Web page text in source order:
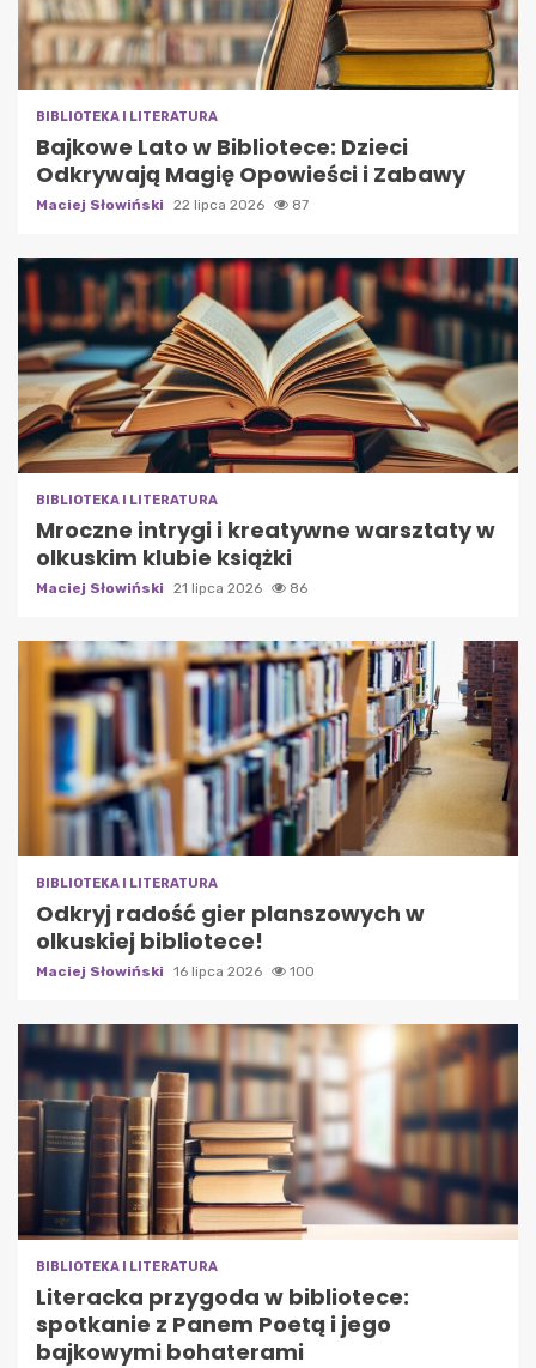
BIBLIOTEKA I LITERATURA
Bajkowe Lato w Bibliotece: Dzieci
Odkrywają Magię Opowieści i Zabawy
Maciej Słowiński 22 lipca 2026 87
BIBLIOTEKA I LITERATURA
Mroczne intrygi i kreatywne warsztaty w
olkuskim klubie książki
Maciej Słowiński 21 lipca 2026 86
BIBLIOTEKA I LITERATURA
Odkryj radość gier planszowych w
olkuskiej bibliotece!
Maciej Słowiński 16 lipca 2026 100
BIBLIOTEKA I LITERATURA
Literacka przygoda w bibliotece:
spotkanie z Panem Poetą i jego
bajkowymi bohaterami